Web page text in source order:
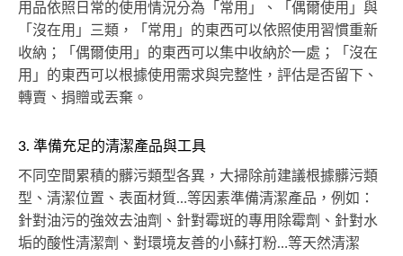
用品依照日常的使用情況分為「常用」、「偶爾使用」與
「沒在用」三類，「常用」的東西可以依照使用習慣重新
收納；「偶爾使用」的東西可以集中收納於一處；「沒在
用」的東西可以根據使用需求與完整性，評估是否留下、
轉賣、捐贈或丟棄。
3. 準備充足的清潔產品與工具
不同空間累積的髒污類型各異，大掃除前建議根據髒污類
型、清潔位置、表面材質…等因素準備清潔產品，例如：
針對油污的強效去油劑、針對霉斑的專用除霉劑、針對水
垢的酸性清潔劑、對環境友善的小蘇打粉…等天然清潔